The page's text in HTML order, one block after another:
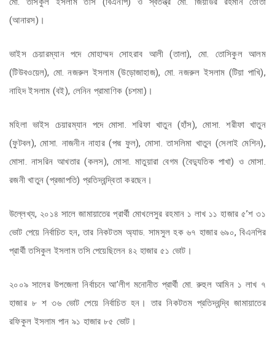
(আনারস)।
ভাইস চেয়ারম্যান পদে মোহাম্মদ সোহরাব আলী (তালা), মো. তোসিকুল আলম
(টিউবওয়েল), মো. নজরুল ইসলাম (উড়োজাহাজ), মো. নজরুল ইসলাম (টিয়া পাখি),
নাহিদ ইসলাম (বই), লেনিন প্রামাণিক (চশমা)।
মহিলা ভাইস চেয়ারম্যান পদে মোসা. শরিফা খাতুন (হাঁস), মোসা. শরীফা খাতুন
(ফুটবল), মোসা. নাজনীন নাহার (পদ্ম ফুল), মোসা. তাসলিমা খাতুন (সেলাই মেশিন),
মোসা. নাসরিন আখতার (কলস), মোসা. মাতুয়ারা বেগম (বৈদ্যুতিক পাখা) ও মোসা.
রজনী খাতুন (প্রজাপতি) প্রতিদ্বন্দ্বিতা করছেন।
উল্লেখ্য, ২০১৪ সালে জামায়াতের প্রার্থী মোখলেসুর রহমান ১ লাখ ১১ হাজার ৫’শ ৩১
ভোট পেয়ে নির্বাচিত হন, তার নিকটতম অ্যাড. সামসুল হক ৬৭ হাজার ৬৯০, বিএনপির
প্রার্থী তসিকুল ইসলাম তসি পেয়েছিলেন ৪২ হাজার ৫১ ভোট।
২০০৯ সালের উপজেলা নির্বাচনে আ’লীগ মনোনীত প্রার্থী মো. রুহুল আমিন ১ লাখ ৭
হাজার ৮ শ ৩৬ ভোট পেয়ে নির্বাচিত হন। তার নিকটতম প্রতিদ্বন্দ্বি জামায়াতের
রফিকুল ইসলাম পান ৯১ হাজার ৮৫ ভোট।